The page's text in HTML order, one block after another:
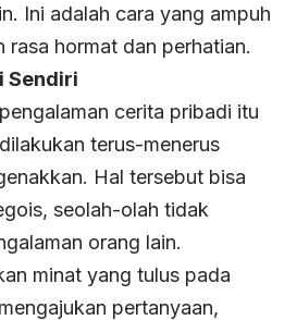
Ini adalah cara yang ampuh
rasa hormat dan perhatian.
Sendiri
cerita pribadi itu
terus-menerus
Hal tersebut bisa
seolah-olah tidak
orang lain.
minat yang tulus pada
pertanyaan,